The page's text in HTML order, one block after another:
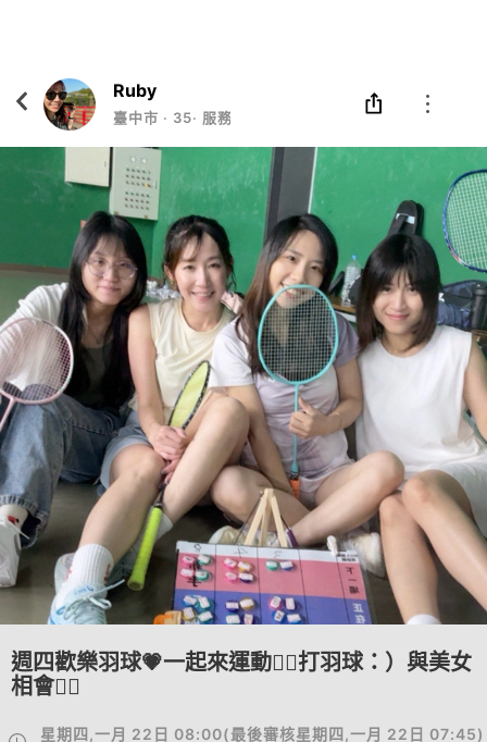
Ruby
臺中市 ‧ 35‧ 服務業
週四歡樂羽球💗一起來運動🏋️‍♀️打羽球：）與美女
相會🧍‍♀️
星期四,一月 22日 08:00(最後審核星期四,一月 22日 07:45)